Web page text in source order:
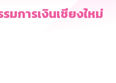
มการเงินเชียงใหม่